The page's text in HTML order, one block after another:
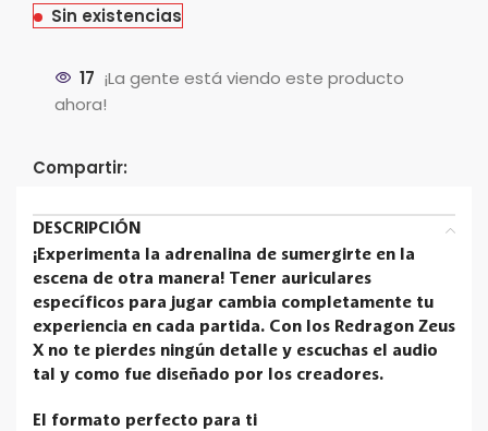
Sin existencias
17 ¡La gente está viendo este producto
ahora!
Compartir:
DESCRIPCIÓN
¡Experimenta la adrenalina de sumergirte en la
escena de otra manera! Tener auriculares
específicos para jugar cambia completamente tu
experiencia en cada partida. Con los Redragon Zeus
X no te pierdes ningún detalle y escuchas el audio
tal y como fue diseñado por los creadores.
El formato perfecto para ti